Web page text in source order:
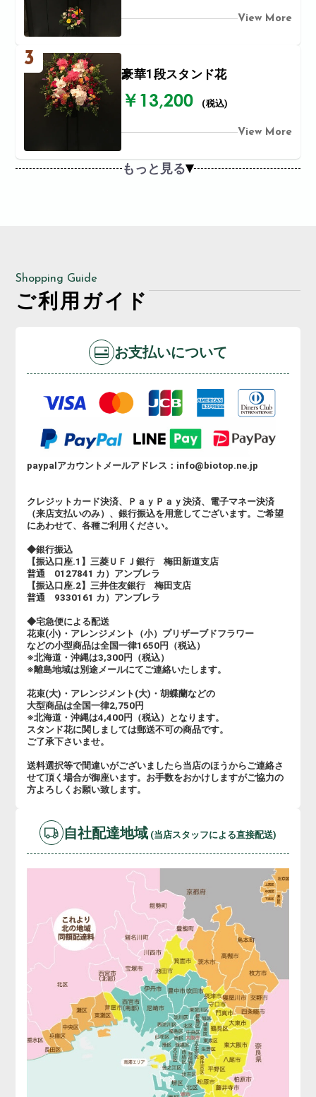
View More
3
豪華1段スタンド花
￥13,200 (税込)
View More
もっと見る
Shopping Guide
ご利用ガイド
お支払いについて
paypalアカウントメールアドレス：info@biotop.ne.jp
クレジットカード決済、ＰａｙＰａｙ決済、電子マネー決済
（来店支払いのみ）、銀行振込を用意してございます。ご希望
にあわせて、各種ご利用ください。
◆銀行振込
【振込口座.1】三菱ＵＦＪ銀行 梅田新道支店
普通 0127841 カ）アンブレラ
【振込口座.2】三井住友銀行 梅田支店
普通 9330161 カ）アンブレラ
◆宅急便による配送
花束(小)・アレンジメント（小）プリザーブドフラワー
などの小型商品は全国一律1650円（税込）
※北海道・沖縄は3,300円（税込）
※離島地域は別途メールにてご連絡いたします。
花束(大)・アレンジメント(大)・胡蝶蘭などの
大型商品は全国一律2,750円
※北海道・沖縄は4,400円（税込）となります。
スタンド花に関しましては郵送不可の商品です。
ご了承下さいませ。
送料選択等で間違いがございましたら当店のほうからご連絡さ
せて頂く場合が御座います。お手数をおかけしますがご協力の
方よろしくお願い致します。
自社配達地域 (当店スタッフによる直接配送)